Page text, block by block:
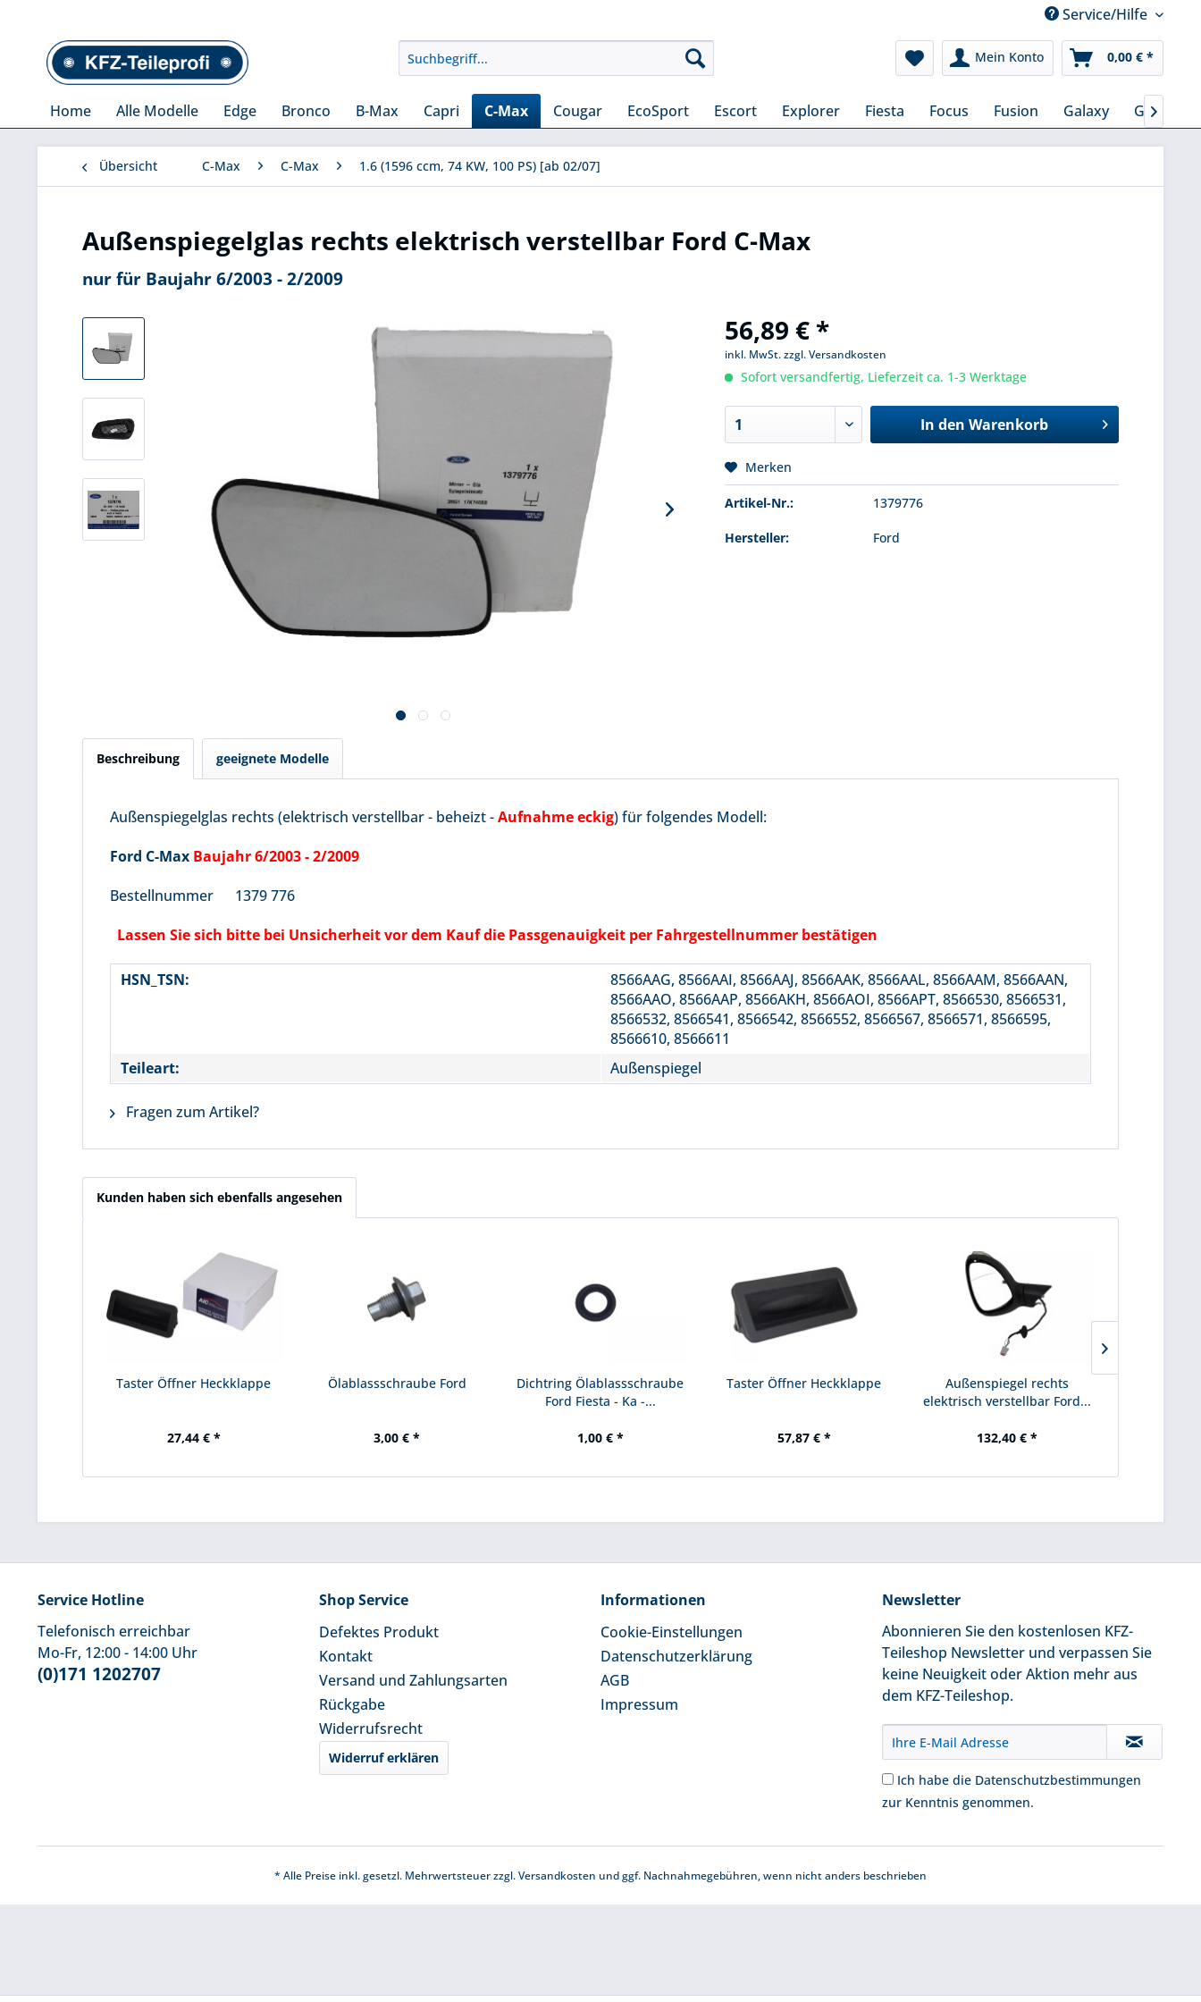
Service/Hilfe
Mein Konto 0,00 € *
Home Alle Modelle Edge Bronco B-Max Capri C-Max Cougar EcoSport Escort Explorer Fiesta Focus Fusion Galaxy Grand C-

Übersicht C-Max C-Max 1.6 (1596 ccm, 74 KW, 100 PS) [ab 02/07]
Außenspiegelglas rechts elektrisch verstellbar Ford C-Max
nur für Baujahr 6/2003 - 2/2009
56,89 € *
inkl. MwSt.zzgl. Versandkosten
Sofort versandfertig, Lieferzeit ca. 1-3 Werktage
In den Warenkorb
Merken
Artikel-Nr.: 1379776
Hersteller: Ford
Beschreibung geeignete Modelle
Außenspiegelglas rechts (elektrisch verstellbar - beheizt -Aufnahme eckig) für folgendes Modell:
Ford C-Max Baujahr 6/2003 - 2/2009
Bestellnummer 1379 776
Lassen Sie sich bitte bei Unsicherheit vor dem Kauf die Passgenauigkeit per Fahrgestellnummer bestätigen
HSN_TSN:
8566AAG, 8566AAI, 8566AAJ, 8566AAK, 8566AAL, 8566AAM, 8566AAN,
8566AAO, 8566AAP, 8566AKH, 8566AOI, 8566APT, 8566530, 8566531,
8566532, 8566541, 8566542, 8566552, 8566567, 8566571, 8566595,
8566610, 8566611
Teileart:
Außenspiegel
Fragen zum Artikel?
Kunden haben sich ebenfalls angesehen
Taster Öffner Heckklappe
27,44 € *
Ölablassschraube Ford
3,00 € *
Dichtring Ölablassschraube
Ford Fiesta - Ka -...
1,00 € *
Taster Öffner Heckklappe
57,87 € *
Außenspiegel rechts
elektrisch verstellbar Ford...
132,40 € *
Service Hotline
Telefonisch erreichbar
Mo-Fr, 12:00 - 14:00 Uhr
(0)171 1202707
Shop Service
Defektes Produkt
Kontakt
Versand und Zahlungsarten
Rückgabe
Widerrufsrecht
Widerruf erklären
Informationen
Cookie-Einstellungen
Datenschutzerklärung
AGB
Impressum
Newsletter
Abonnieren Sie den kostenlosen KFZ-
Teileshop Newsletter und verpassen Sie
keine Neuigkeit oder Aktion mehr aus
dem KFZ-Teileshop.
Ich habe die Datenschutzbestimmungen
zur Kenntnis genommen.
* Alle Preise inkl. gesetzl. Mehrwertsteuer zzgl.Versandkosten und ggf. Nachnahmegebühren, wenn nicht anders beschrieben